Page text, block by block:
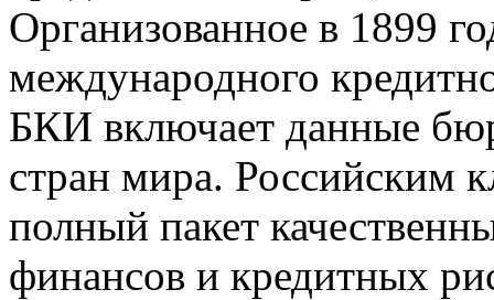
Организованное в 1899
международного
БКИ включает данные
стран мира. Российским
полный пакет
финансов и кредитных